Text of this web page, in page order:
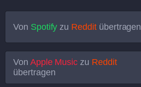
Von Spotify zu Redditübertragen
Von Apple Music zu Reddit
übertragen